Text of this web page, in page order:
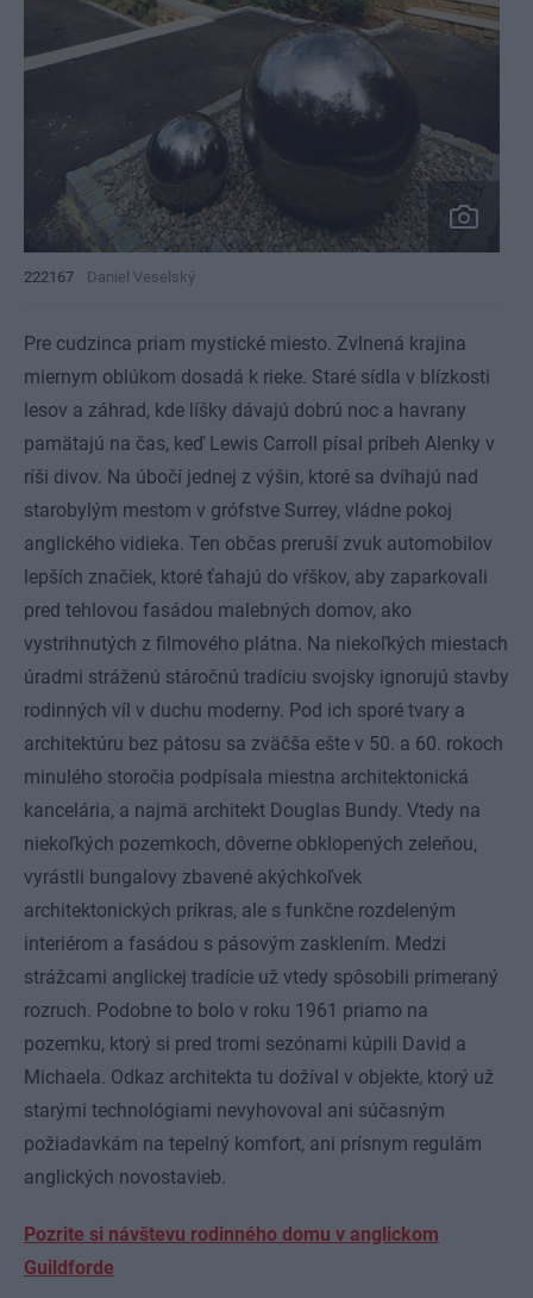
222167 Daniel Veselský
Pre cudzinca priam mystické miesto. Zvlnená krajina
miernym oblúkom dosadá k rieke. Staré sídla v blízkosti
lesov a záhrad, kde líšky dávajú dobrú noc a havrany
pamätajú na čas, keď Lewis Carroll písal príbeh Alenky v
ríši divov. Na úbočí jednej z výšin, ktoré sa dvíhajú nad
starobylým mestom v grófstve Surrey, vládne pokoj
anglického vidieka. Ten občas preruší zvuk automobilov
lepších značiek, ktoré ťahajú do vŕškov, aby zaparkovali
pred tehlovou fasádou malebných domov, ako
vystrihnutých z filmového plátna. Na niekoľkých miestach
úradmi stráženú stáročnú tradíciu svojsky ignorujú stavby
rodinných víl v duchu moderny. Pod ich sporé tvary a
architektúru bez pátosu sa zväčša ešte v 50. a 60. rokoch
minulého storočia podpísala miestna architektonická
kancelária, a najmä architekt Douglas Bundy. Vtedy na
niekoľkých pozemkoch, dôverne obklopených zeleňou,
vyrástli bungalovy zbavené akýchkoľvek
architektonických príkras, ale s funkčne rozdeleným
interiérom a fasádou s pásovým zasklením. Medzi
strážcami anglickej tradície už vtedy spôsobili primeraný
rozruch. Podobne to bolo v roku 1961 priamo na
pozemku, ktorý si pred tromi sezónami kúpili David a
Michaela. Odkaz architekta tu dožíval v objekte, ktorý už
starými technológiami nevyhovoval ani súčasným
požiadavkám na tepelný komfort, ani prísnym regulám
anglických novostavieb.
Pozrite si návštevu rodinného domu v anglickom
Guildforde